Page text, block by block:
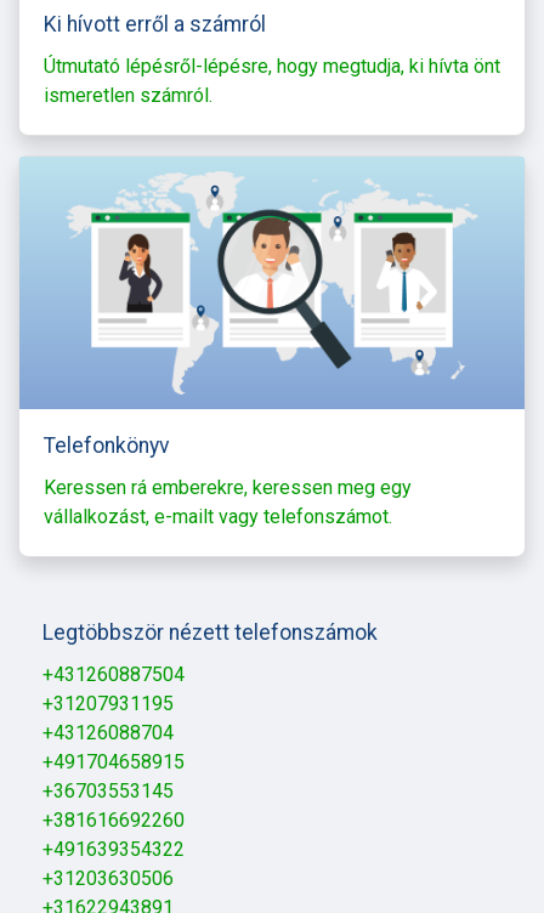
Ki hívott erről a számról
Útmutató lépésről-lépésre, hogy megtudja, ki hívta önt
ismeretlen számról.
Telefonkönyv
Keressen rá emberekre, keressen meg egy
vállalkozást, e-mailt vagy telefonszámot.
Legtöbbször nézett telefonszámok
+431260887504
+31207931195
+43126088704
+491704658915
+36703553145
+381616692260
+491639354322
+31203630506
+31622943891